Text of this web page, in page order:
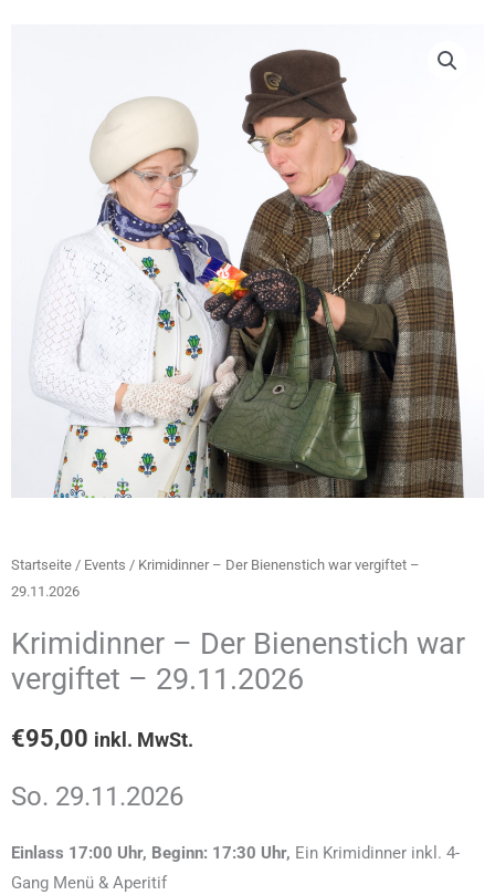
Startseite / Events / Krimidinner – Der Bienenstich war vergiftet –
29.11.2026
Krimidinner – Der Bienenstich war
vergiftet – 29.11.2026
€95,00 inkl. MwSt.
So. 29.11.2026
Einlass 17:00 Uhr, Beginn: 17:30 Uhr, Ein Krimidinner inkl. 4-
Gang Menü & Aperitif